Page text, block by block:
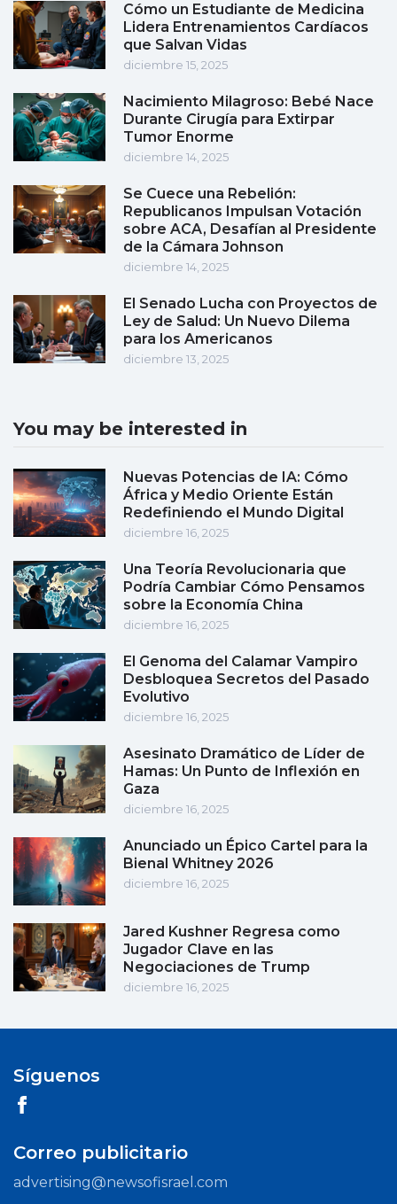
Cómo un Estudiante de Medicina
Lidera Entrenamientos Cardíacos
que Salvan Vidas
diciembre 15, 2025
Nacimiento Milagroso: Bebé Nace
Durante Cirugía para Extirpar
Tumor Enorme
diciembre 14, 2025
Se Cuece una Rebelión:
Republicanos Impulsan Votación
sobre ACA, Desafían al Presidente
de la Cámara Johnson
diciembre 14, 2025
El Senado Lucha con Proyectos de
Ley de Salud: Un Nuevo Dilema
para los Americanos
diciembre 13, 2025
You may be interested in
Nuevas Potencias de IA: Cómo
África y Medio Oriente Están
Redefiniendo el Mundo Digital
diciembre 16, 2025
Una Teoría Revolucionaria que
Podría Cambiar Cómo Pensamos
sobre la Economía China
diciembre 16, 2025
El Genoma del Calamar Vampiro
Desbloquea Secretos del Pasado
Evolutivo
diciembre 16, 2025
Asesinato Dramático de Líder de
Hamas: Un Punto de Inflexión en
Gaza
diciembre 16, 2025
Anunciado un Épico Cartel para la
Bienal Whitney 2026
diciembre 16, 2025
Jared Kushner Regresa como
Jugador Clave en las
Negociaciones de Trump
diciembre 16, 2025
Síguenos
Correo publicitario
advertising@newsofisrael.com